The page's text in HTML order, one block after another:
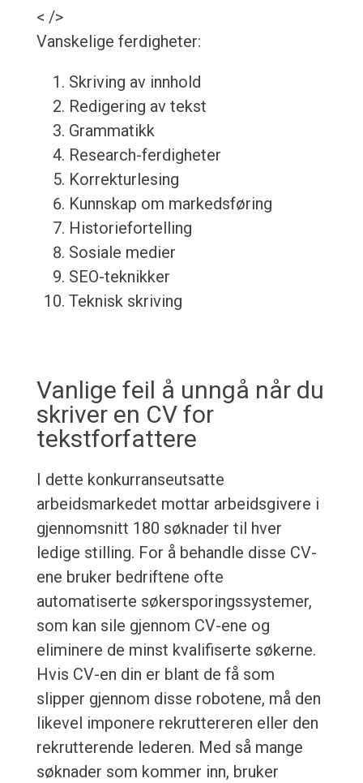
< />
Vanskelige ferdigheter:
Skriving av innhold
Redigering av tekst
Grammatikk
Research-ferdigheter
Korrekturlesing
Kunnskap om markedsføring
Historiefortelling
Sosiale medier
SEO-teknikker
Teknisk skriving
Vanlige feil å unngå når du
skriver en CV for
tekstforfattere
I dette konkurranseutsatte
arbeidsmarkedet mottar arbeidsgivere i
gjennomsnitt 180 søknader til hver
ledige stilling. For å behandle disse CV-
ene bruker bedriftene ofte
automatiserte søkersporingssystemer,
som kan sile gjennom CV-ene og
eliminere de minst kvalifiserte søkerne.
Hvis CV-en din er blant de få som
slipper gjennom disse robotene, må den
likevel imponere rekruttereren eller den
rekrutterende lederen. Med så mange
søknader som kommer inn, bruker